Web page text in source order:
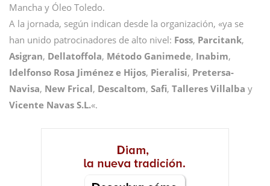
Mancha y Óleo Toledo.
A la jornada, según indican desde la organización, «ya se
han unido patrocinadores de alto nivel: Foss, Parcitank,
Asigran, Dellatoffola, Método Ganimede, Inabim,
Idelfonso Rosa Jiménez e Hijos, Pieralisi, Pretersa-
Navisa, New Frical, Descaltom, Safi, Talleres Villalba y
Vicente Navas S.L.«.